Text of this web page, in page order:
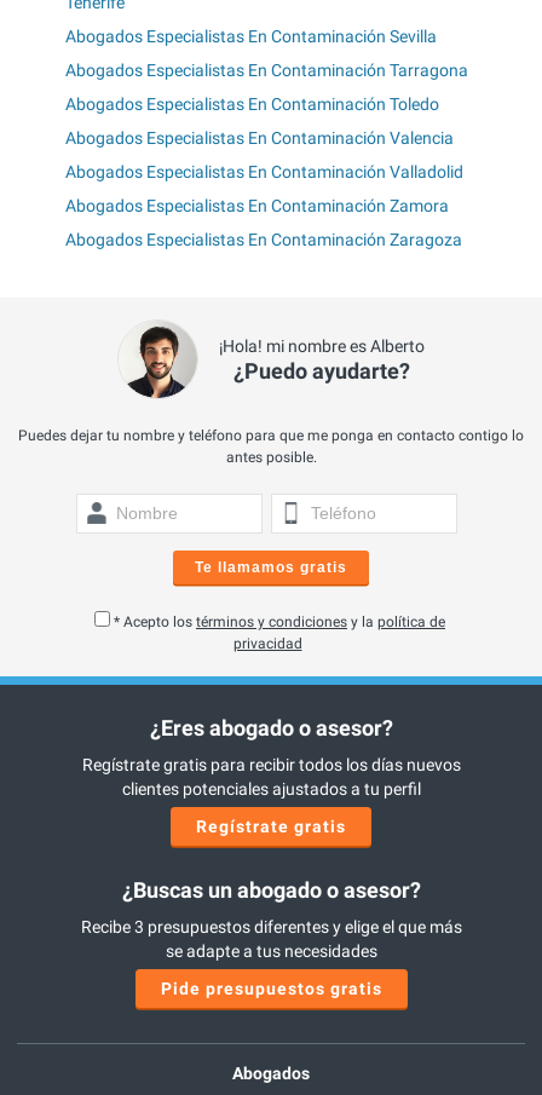
Abogados Especialistas En Contaminación Sevilla
Abogados Especialistas En Contaminación Tarragona
Abogados Especialistas En Contaminación Toledo
Abogados Especialistas En Contaminación Valencia
Abogados Especialistas En Contaminación Valladolid
Abogados Especialistas En Contaminación Zamora
Abogados Especialistas En Contaminación Zaragoza
¡Hola! mi nombre es Alberto
¿Puedo ayudarte?
Puedes dejar tu nombre y teléfono para que me ponga en contacto contigo lo
antes posible.
Te llamamos gratis
* Acepto los términos y condiciones y la política de
privacidad
¿Eres abogado o asesor?
Regístrate gratis para recibir todos los días nuevos
clientes potenciales ajustados a tu perfil
Regístrate gratis
¿Buscas un abogado o asesor?
Recibe 3 presupuestos diferentes y elige el que más
se adapte a tus necesidades
Pide presupuestos gratis
Abogados